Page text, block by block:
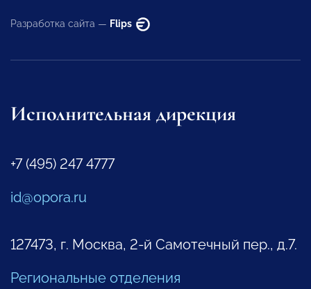
Разработка сайта — Flips
Исполнительная дирекция
+7 (495) 247 4777
id@opora.ru
127473, г. Москва, 2-й Самотечный пер., д.7.
Региональные отделения